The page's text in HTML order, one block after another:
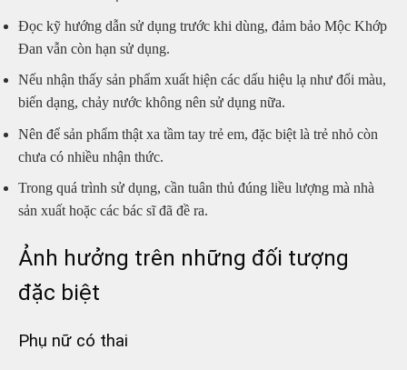
Đọc kỹ hướng dẫn sử dụng trước khi dùng, đảm bảo Mộc Khớp
Đan vẫn còn hạn sử dụng.
Nếu nhận thấy sản phẩm xuất hiện các dấu hiệu lạ như đổi màu,
biến dạng, chảy nước không nên sử dụng nữa.
Nên để sản phẩm thật xa tầm tay trẻ em, đặc biệt là trẻ nhỏ còn
chưa có nhiều nhận thức.
Trong quá trình sử dụng, cần tuân thủ đúng liều lượng mà nhà
sản xuất hoặc các bác sĩ đã đề ra.
Ảnh hưởng trên những đối tượng
đặc biệt
Phụ nữ có thai